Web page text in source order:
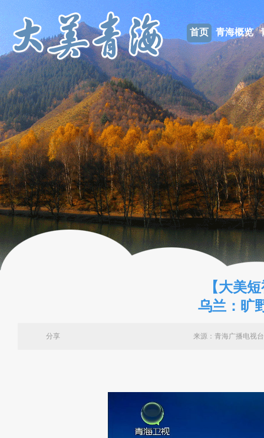
首页 青海概览
【大美
乌兰：旷
来源：青海广播电
分享